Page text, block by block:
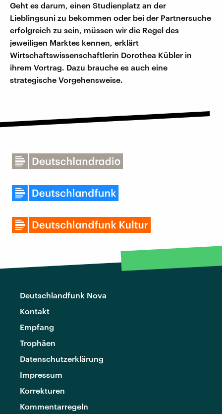
Geht es darum, einen Studienplatz an der
Lieblingsuni zu bekommen oder bei der Partnersuche
erfolgreich zu sein, müssen wir die Regel des
jeweiligen Marktes kennen, erklärt
Wirtschaftswissenschaftlerin Dorothea Kübler in
ihrem Vortrag. Dazu brauche es auch eine
strategische Vorgehensweise.
Deutschlandfunk Nova
Kontakt
Empfang
Trophäen
Datenschutzerklärung
Impressum
Korrekturen
Kommentarregeln